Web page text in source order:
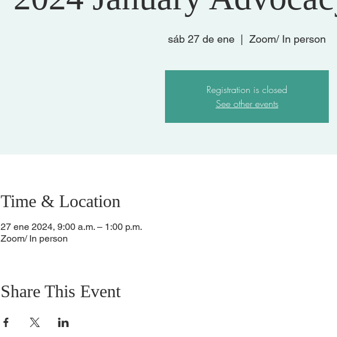
sáb 27 de ene Zoom/ In person
Registration is closed
See other events
Time & Location
27 ene 2024, 9:00 a.m. – 1:00 p.m.
Zoom/ In person
Share This Event